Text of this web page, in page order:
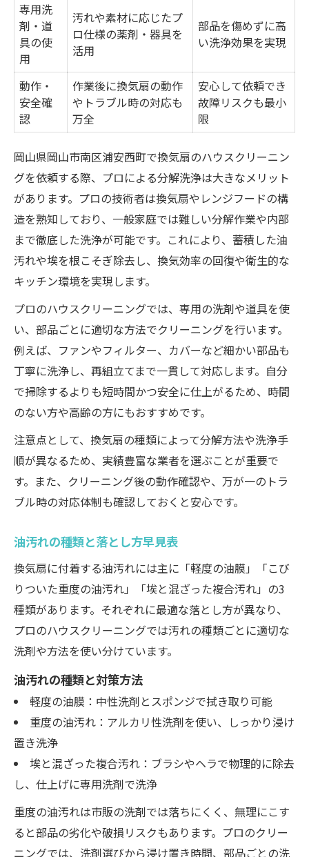
専用洗
剤・道
具の使
用
汚れや素材に応じたプ
ロ仕様の薬剤・器具を
活用
部品を傷めずに高
い洗浄効果を実現
動作・
安全確
認
作業後に換気扇の動作
やトラブル時の対応も
万全
安心して依頼でき
故障リスクも最小
限
岡山県岡山市南区浦安西町で換気扇のハウスクリーニン
グを依頼する際、プロによる分解洗浄は大きなメリット
があります。プロの技術者は換気扇やレンジフードの構
造を熟知しており、一般家庭では難しい分解作業や内部
まで徹底した洗浄が可能です。これにより、蓄積した油
汚れや埃を根こそぎ除去し、換気効率の回復や衛生的な
キッチン環境を実現します。
プロのハウスクリーニングでは、専用の洗剤や道具を使
い、部品ごとに適切な方法でクリーニングを行います。
例えば、ファンやフィルター、カバーなど細かい部品も
丁寧に洗浄し、再組立てまで一貫して対応します。自分
で掃除するよりも短時間かつ安全に仕上がるため、時間
のない方や高齢の方にもおすすめです。
注意点として、換気扇の種類によって分解方法や洗浄手
順が異なるため、実績豊富な業者を選ぶことが重要で
す。また、クリーニング後の動作確認や、万が一のトラ
ブル時の対応体制も確認しておくと安心です。
油汚れの種類と落とし方早見表
換気扇に付着する油汚れには主に「軽度の油膜」「こび
りついた重度の油汚れ」「埃と混ざった複合汚れ」の3
種類があります。それぞれに最適な落とし方が異なり、
プロのハウスクリーニングでは汚れの種類ごとに適切な
洗剤や方法を使い分けています。
油汚れの種類と対策方法
軽度の油膜：中性洗剤とスポンジで拭き取り可能
重度の油汚れ：アルカリ性洗剤を使い、しっかり浸け
置き洗浄
埃と混ざった複合汚れ：ブラシやヘラで物理的に除去
し、仕上げに専用洗剤で洗浄
重度の油汚れは市販の洗剤では落ちにくく、無理にこす
ると部品の劣化や破損リスクもあります。プロのクリー
ニングでは、洗剤選びから浸け置き時間、部品ごとの洗